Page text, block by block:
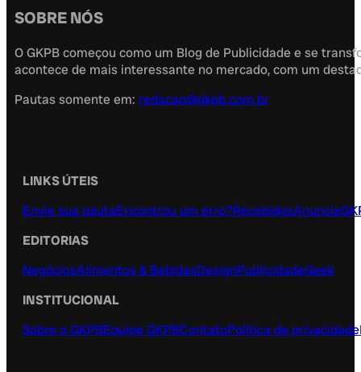
SOBRE NÓS
O GKPB começou como um Blog de Publicidade e se
acontece de mais interessante no mercado, com um
Pautas somente em: redacao@gkpb.com.br
LINKS ÚTEIS
Envie sua pautaEncontrou um erro?RecebidosAnuncie
EDITORIAS
NegóciosAlimentos & BebidasDesignPublicidadeGeek
INSTITUCIONAL
Sobre o GKPBEquipe GKPBContatoPolítica de privacidade